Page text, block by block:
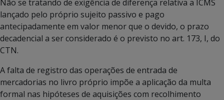
Não se tratando de exigência de diferença relativa a ICMS
lançado pelo próprio sujeito passivo e pago
antecipadamente em valor menor que o devido, o prazo
decadencial a ser considerado é o previsto no art. 173, I, do
CTN.
A falta de registro das operações de entrada de
mercadorias no livro próprio impõe a aplicação da multa
formal nas hipóteses de aquisições com recolhimento